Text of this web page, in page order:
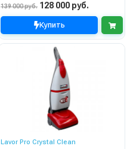
139 000 руб. 128 000 руб.
Купить
Lavor Pro Crystal Clean